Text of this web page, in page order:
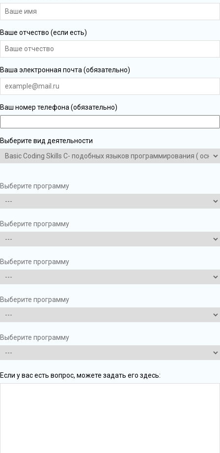
Ваше отчество (если есть)
Ваша электронная почта (обязательно)
Ваш номер телефона (обязательно)
Выберите вид деятельности
Выберите программу
Выберите программу
Выберите программу
Выберите программу
Выберите программу
Если у вас есть вопрос, можете задать его здесь: